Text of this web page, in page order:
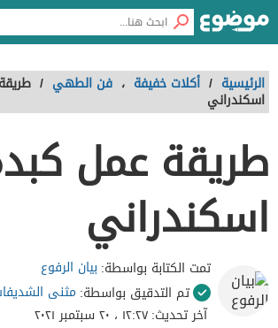
الرئيسية / أكلات خفيفة ، فن الطهي /
اسكندراني
طريقة عمل
اسكندراني
تمت الكتابة بواسطة: بيان الرفوع
تم التدقيق بواسطة: مثنى
آخر تحديث:١٢:٢٧ ، ٢٠ سبتمبر ٢٠٢١